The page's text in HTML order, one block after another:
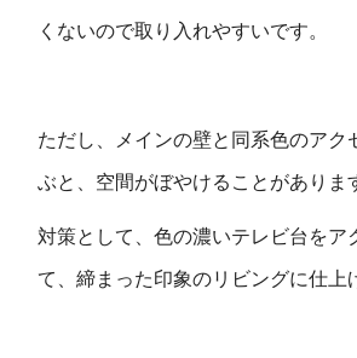
くないので取り入れやすいです。
ただし、メインの壁と同系色のアク
ぶと、空間がぼやけることがありま
対策として、色の濃いテレビ台をア
て、締まった印象のリビングに仕上